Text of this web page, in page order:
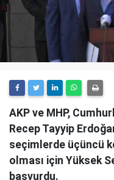
AKP ve MHP,
Recep Tayyip
seçimlerde üçüncü
olması için Yüksek
başvurdu.